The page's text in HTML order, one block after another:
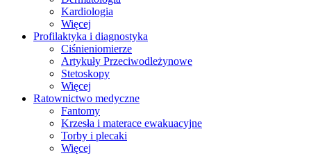
Kardiologia
Więcej
Profilaktyka i diagnostyka
Ciśnieniomierze
Artykuły Przeciwodleżynowe
Stetoskopy
Więcej
Ratownictwo medyczne
Fantomy
Krzesła i materace ewakuacyjne
Torby i plecaki
Więcej